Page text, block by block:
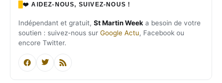
❤️ AIDEZ-NOUS, SUIVEZ-NOUS !
Indépendant et gratuit, St Martin Week a besoin de votre
soutien : suivez-nous sur Google Actu, Facebook ou
encore Twitter.